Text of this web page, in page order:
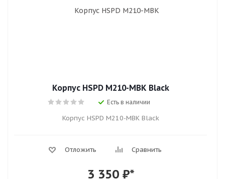
Корпус HSPD M210-MBK Black
Есть в наличии
Корпус HSPD M210-MBK Black
Отложить Сравнить
3 350₽*